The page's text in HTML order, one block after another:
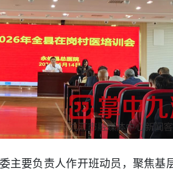
主要负责人作开班动员，聚焦基